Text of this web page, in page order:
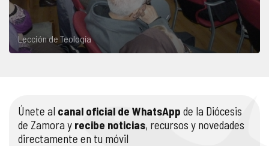
Lección de Teología
Únete al canal oficial de WhatsApp de la Diócesis
de Zamora y recibe noticias, recursos y novedades
directamente en tu móvil